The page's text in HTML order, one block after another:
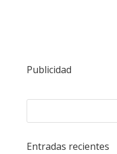
Publicidad
Entradas recientes